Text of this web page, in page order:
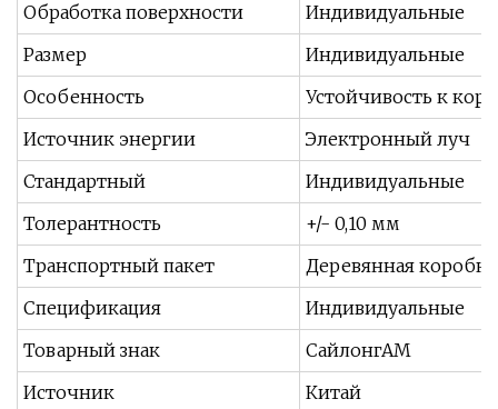
Обработка поверхности
Индивидуальные
Размер
Индивидуальные
Особенность
Устойчивость к
Источник энергии
Электронный луч
Стандартный
Индивидуальные
Толерантность
+/- 0,10 мм
Транспортный пакет
Деревянная коробка
Спецификация
Индивидуальные
Товарный знак
СайлонгАМ
Источник
Китай